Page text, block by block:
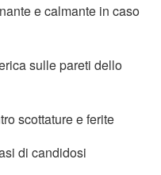
e calmante in caso
sulle pareti dello
scottature e ferite
di candidosi